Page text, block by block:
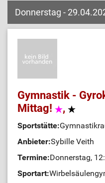
Donnerstag -
Gymnastik -
Mittag!
,
Sportstätte:
Anbieter:Sybille Veith
Termine:Donnerstag,
Sportart: